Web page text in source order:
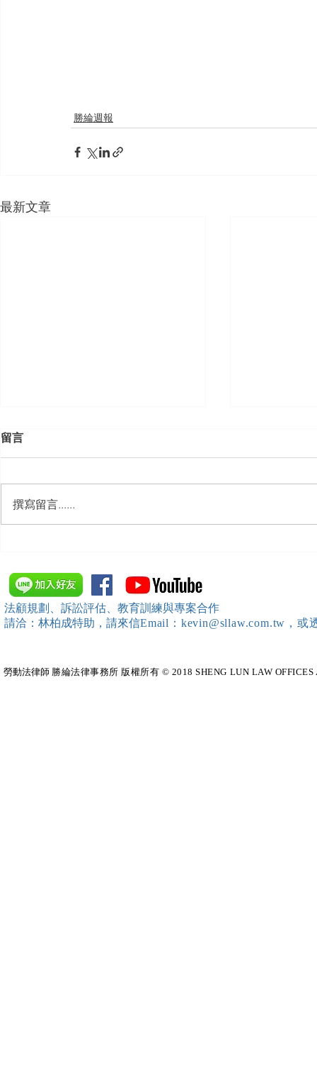
勝綸週報
最新文章
訓練）課程，邀請本所所長 邱
靖棠律師 擔任講師
留言
撰寫留言......
法顧規劃、訴訟評估、教育訓練與專案合作
請洽：林柏成特助 ，請來信Email：kevin@sllaw.com.tw，
勞動法律師​ 勝綸法律事務所 版權所有 © 2018 SHENG LUN LAW